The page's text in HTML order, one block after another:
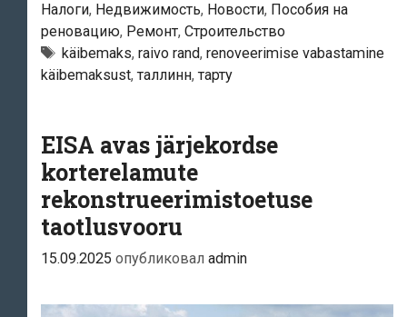
Kortermajade
renoveerimise
hoogustamiseks
eri
lahendusi
Налоги, Недвижимость, Новости, Пособия на
реновацию, Ремонт, Строительство
Тэги
käibemaks, raivo rand, renoveerimise vabastamine
käibemaksust,таллинн,тарту
EISA avas järjekordse
korterelamute
rekonstrueerimistoetuse
taotlusvooru
15.09.2025 опубликовал admin